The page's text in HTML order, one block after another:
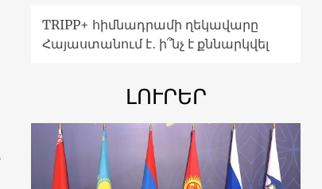
TRIPP+ հիմնադրամի ղեկավարը
Հայաստանում է․ ի՞նչ է քննարկվել
ԼՈՒՐԵՐ